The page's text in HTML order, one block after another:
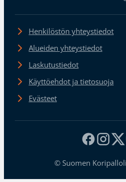
Henkilöstön yhteystiedot
Alueiden yhteystiedot
Laskutustiedot
Käyttöehdot ja tietosuoja
Evästeet
© Suomen